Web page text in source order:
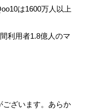
は1600万人以 上
利用者1.8億人のマ
ざいます。あらか